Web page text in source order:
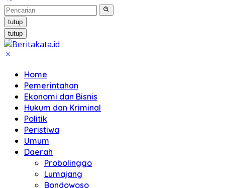
tutup
tutup
Home
Pemerintahan
Ekonomi dan Bisnis
Hukum dan Kriminal
Politik
Peristiwa
Umum
Daerah
Probolinggo
Lumajang
Bondowoso